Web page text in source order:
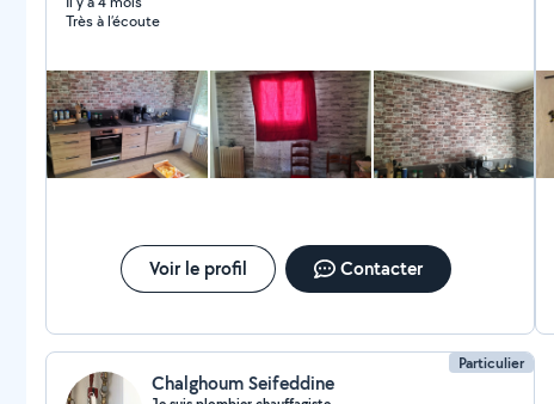
Très à l’écoute
Voir le profil Contacter
Particulier
Chalghoum Seifeddine